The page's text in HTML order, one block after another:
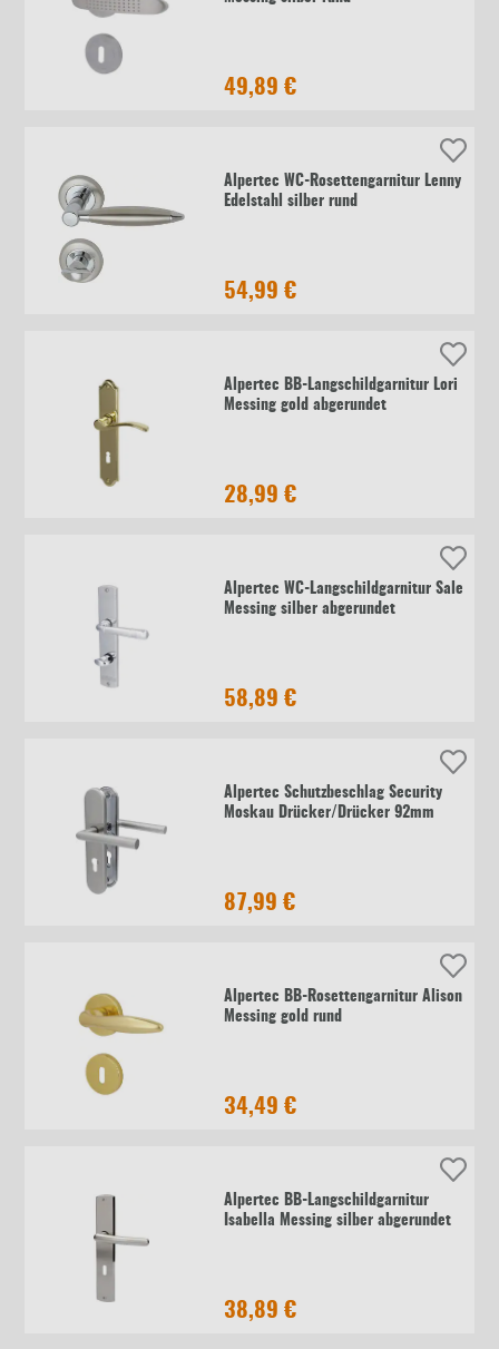
49,89 €
Alpertec WC-Rosettengarnitur Lenny
Edelstahl silber rund
54,99 €
Alpertec BB-Langschildgarnitur Lori
Messing gold abgerundet
28,99 €
Alpertec WC-Langschildgarnitur Sale
Messing silber abgerundet
58,89 €
Alpertec Schutzbeschlag Security
Moskau Drücker/Drücker 92mm
87,99 €
Alpertec BB-Rosettengarnitur Alison
Messing gold rund
34,49 €
Alpertec BB-Langschildgarnitur
Isabella Messing silber abgerundet
38,89 €